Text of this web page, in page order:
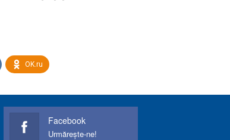
OK.ru
Facebook
Urmărește-ne!